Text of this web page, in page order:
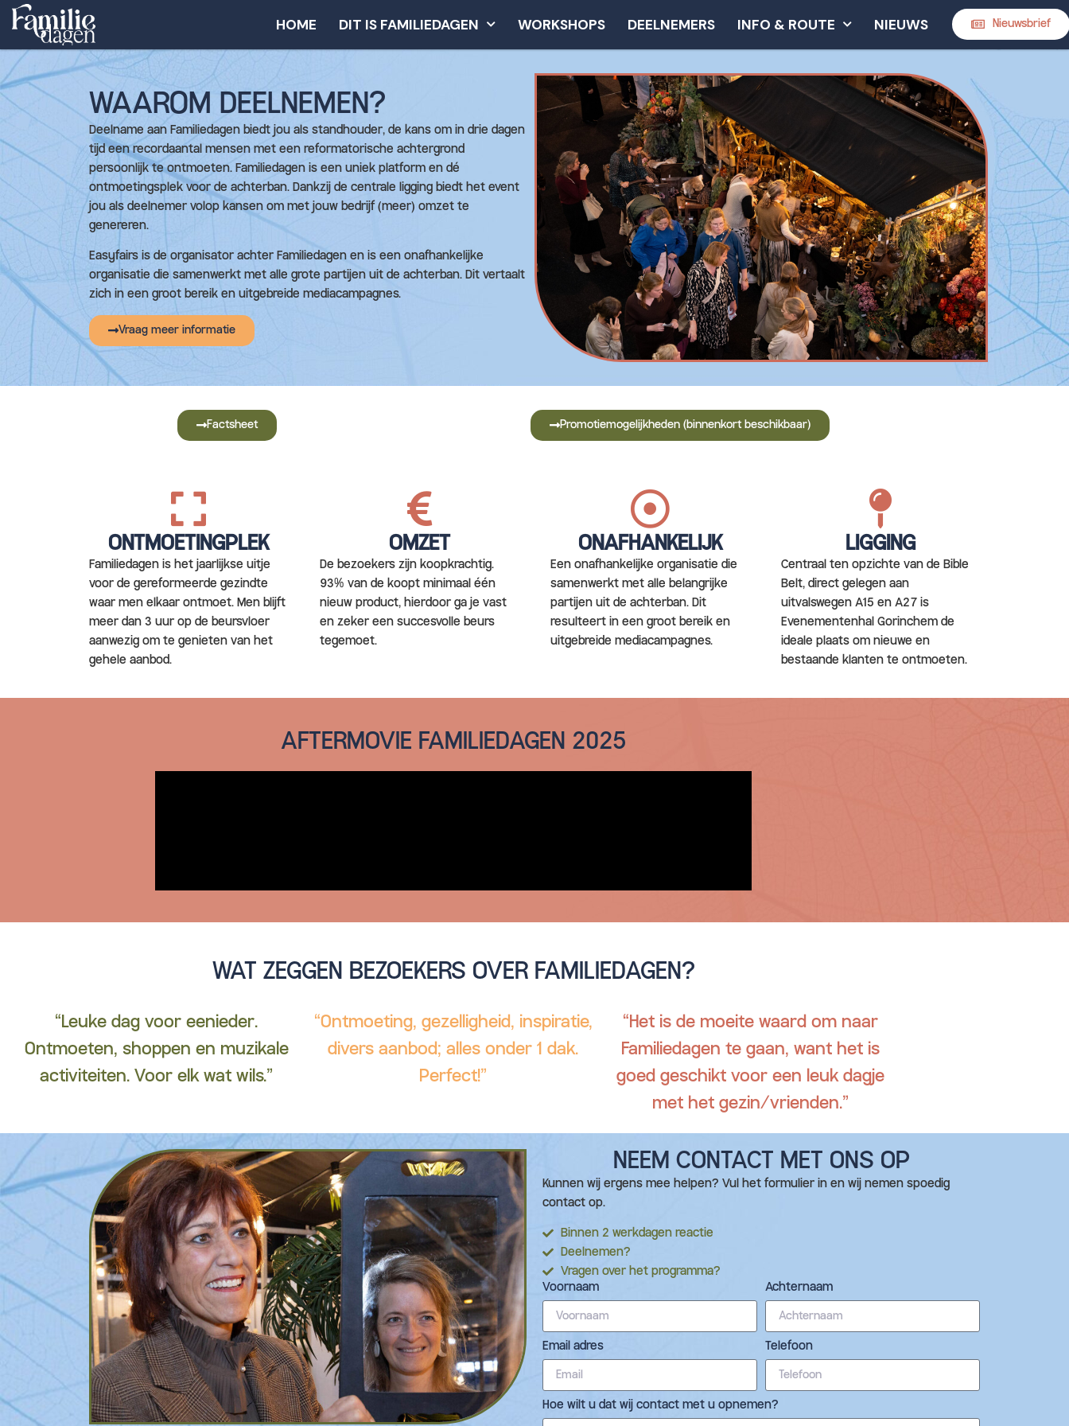
HOME DIT IS FAMILIEDAGEN WORKSHOPS DEELNEMERS INFO & ROUTE NIEUWS Nieuwsbrief
WAAROM DEELNEMEN?
Deelname aan Familiedagen biedt jou als standhouder, de kans om in drie dagen
tijd een recordaantal mensen met een reformatorische achtergrond
persoonlijk te ontmoeten. Familiedagen is een uniek platform en dé
ontmoetingsplek voor de achterban. Dankzij de centrale ligging biedt het event
jou als deelnemer volop kansen om met jouw bedrijf (meer) omzet te
genereren.
Easyfairs is de organisator achter Familiedagen en is een onafhankelijke
organisatie die samenwerkt met alle grote partijen uit de achterban. Dit vertaalt
zich in een groot bereik en uitgebreide mediacampagnes.
Vraag meer informatie
Factsheet Promotiemogelijkheden (binnenkort beschikbaar)
ONTMOETINGPLEK
Familiedagen is het jaarlijkse uitje
voor de gereformeerde gezindte
waar men elkaar ontmoet. Men blijft
meer dan 3 uur op de beursvloer
aanwezig om te genieten van het
gehele aanbod.
OMZET
De bezoekers zijn koopkrachtig.
93% van de koopt minimaal één
nieuw product, hierdoor ga je vast
en zeker een succesvolle beurs
tegemoet.
ONAFHANKELIJK
Een onafhankelijke organisatie die
samenwerkt met alle belangrijke
partijen uit de achterban. Dit
resulteert in een groot bereik en
uitgebreide mediacampagnes.
LIGGING
Centraal ten opzichte van de Bible
Belt, direct gelegen aan
uitvalswegen A15 en A27 is
Evenementenhal Gorinchem de
ideale plaats om nieuwe en
bestaande klanten te ontmoeten.
AFTERMOVIE FAMILIEDAGEN 2025
WAT ZEGGEN BEZOEKERS OVER FAMILIEDAGEN?
“Leuke dag voor eenieder.
Ontmoeten, shoppen en muzikale
activiteiten. Voor elk wat wils.”
“Ontmoeting, gezelligheid, inspiratie,
divers aanbod; alles onder 1 dak.
Perfect!”
“Het is de moeite waard om naar
Familiedagen te gaan, want het is
goed geschikt voor een leuk dagje
met het gezin/vrienden.”
NEEM CONTACT MET ONS OP
Kunnen wij ergens mee helpen? Vul het formulier in en wij nemen spoedig
contact op.
Binnen 2 werkdagen reactie
Deelnemen?
Vragen over het programma?
Voornaam
Achternaam
Email adres Telefoon
Hoe wilt u dat wij contact met u opnemen?